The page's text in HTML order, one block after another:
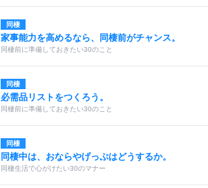
同棲
家事能力を高めるなら、同棲前がチャンス。
同棲前に準備しておきたい30のこと
同棲
必需品リストをつくろう。
同棲前に準備しておきたい30のこと
同棲
同棲中は、おならやげっぷはどうするか。
同棲生活で心がけたい30のマナー